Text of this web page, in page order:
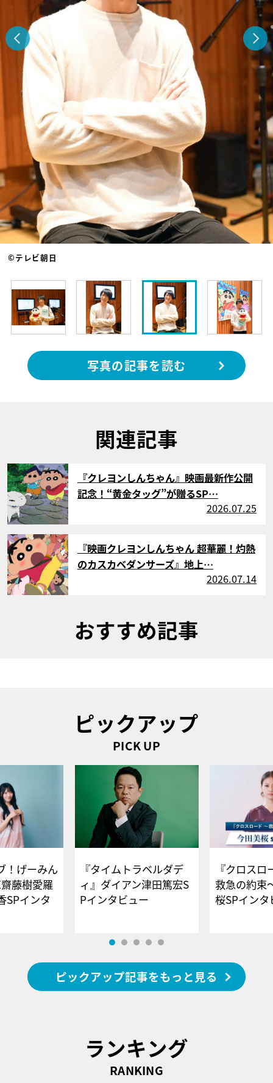
©テレビ朝日
写真の記事を読む
関連記事
サムネイル
『クレヨンしんちゃん』映画最新作公開
記念！“黄金タッグ”が贈るSP…
2026.07.25
サムネイル
『映画クレヨンしんちゃん 超華麗！灼熱
のカスカベダンサーズ』地上…
2026.07.14
おすすめ記事
ピックアップ
PICK UP
！げーみん
藤樹愛羅
SPインタ
『タイムトラベルダデ
ィ』ダイアン津田篤宏S
Pインタビュー
『クロス
救急の約束
桜SPイ
ピックアップ記事をもっと見る
ランキング
RANKING